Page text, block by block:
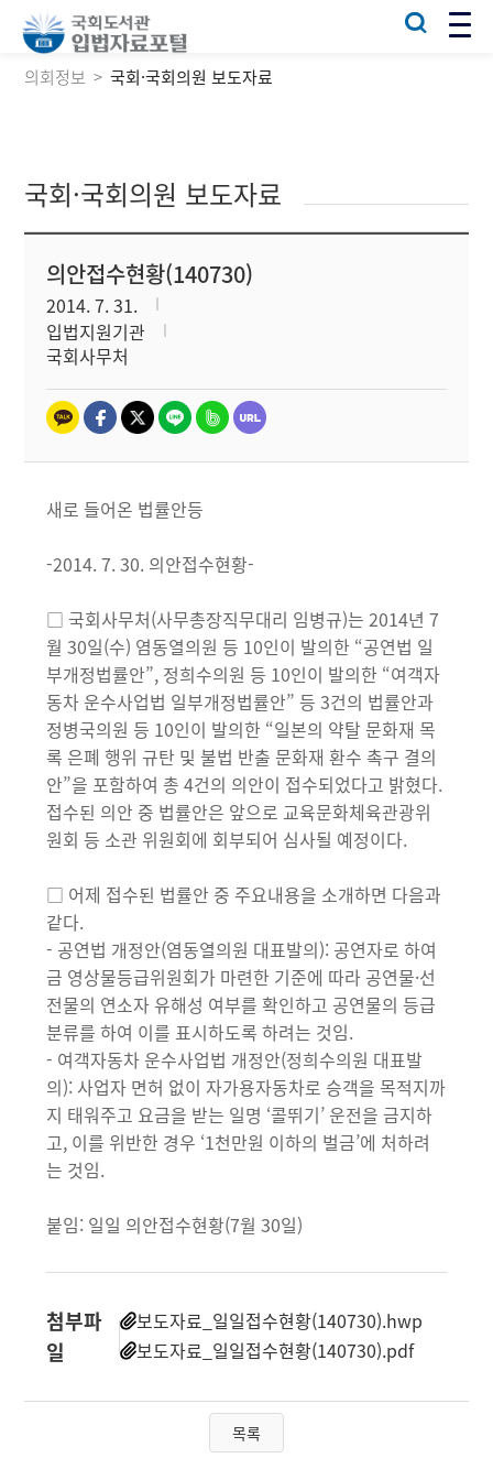
의회정보 국회·국회의원 보도자료
국회·국회의원 보도자료
의안접수현황(140730)
2014. 7. 31.
입법지원기관
국회사무처
새로 들어온 법률안등
-2014. 7. 30. 의안접수현황-
□ 국회사무처(사무총장직무대리 임병규)는 2014년 7
월 30일(수) 염동열의원 등 10인이 발의한 “공연법 일
부개정법률안”, 정희수의원 등 10인이 발의한 “여객자
동차 운수사업법 일부개정법률안” 등 3건의 법률안과
정병국의원 등 10인이 발의한 “일본의 약탈 문화재 목
록 은폐 행위 규탄 및 불법 반출 문화재 환수 촉구 결의
안”을 포함하여 총 4건의 의안이 접수되었다고 밝혔다.
접수된 의안 중 법률안은 앞으로 교육문화체육관광위
원회 등 소관 위원회에 회부되어 심사될 예정이다.
□ 어제 접수된 법률안 중 주요내용을 소개하면 다음과
같다.
- 공연법 개정안(염동열의원 대표발의): 공연자로 하여
금 영상물등급위원회가 마련한 기준에 따라 공연물·선
전물의 연소자 유해성 여부를 확인하고 공연물의 등급
분류를 하여 이를 표시하도록 하려는 것임.
- 여객자동차 운수사업법 개정안(정희수의원 대표발
의): 사업자 면허 없이 자가용자동차로 승객을 목적지까
지 태워주고 요금을 받는 일명 ‘콜뛰기’ 운전을 금지하
고, 이를 위반한 경우 ‘1천만원 이하의 벌금’에 처하려
는 것임.
붙임: 일일 의안접수현황(7월 30일)
첨부파
일
보도자료_일일접수현황(140730).hwp
보도자료_일일접수현황(140730).pdf
목록